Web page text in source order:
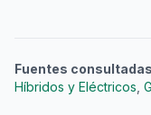
Fuentes
Híbridos y Eléctricos